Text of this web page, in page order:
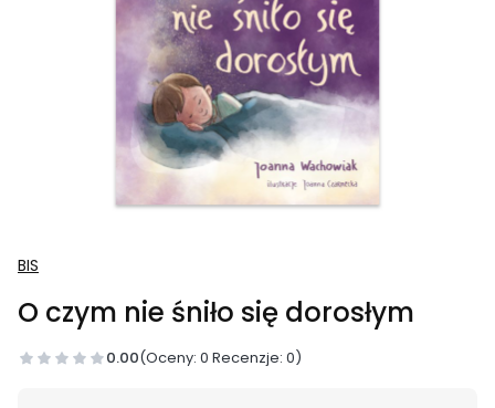
BIS
O czym nie śniło się dorosłym
0.00(Oceny: 0 Recenzje: 0)